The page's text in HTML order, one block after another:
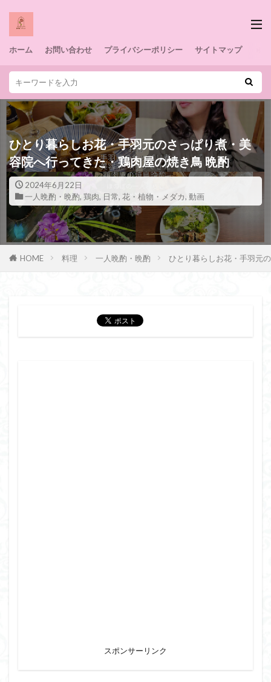
ホーム お問い合わせ プライバシーポリシー サイトマップ
ひとり暮らしお花・手羽元のさっぱり煮・美
容院へ行ってきた・鶏肉屋の焼き鳥 晩酌
2024年6月22日
一人晩酌・晩酌, 鶏肉, 日常, 花・植物・メダカ, 動画
HOME 料理 一人晩酌・晩酌 ひとり暮らしお花・手羽元
スポンサーリンク